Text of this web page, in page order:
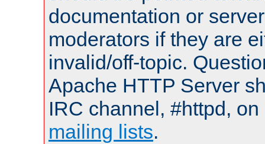
documentation or
moderators if they are
invalid/off-topic.
Apache HTTP Server
IRC channel, #httpd,
mailing lists.